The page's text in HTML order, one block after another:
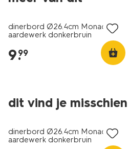
met je HEMA pas
dinerbord Ø26.4cm Monaco
aardewerk donkerbruin
9.
99
dit vind je
6=5
met je HEMA pas
dinerbord Ø26.4cm Monaco
aardewerk donkerbruin